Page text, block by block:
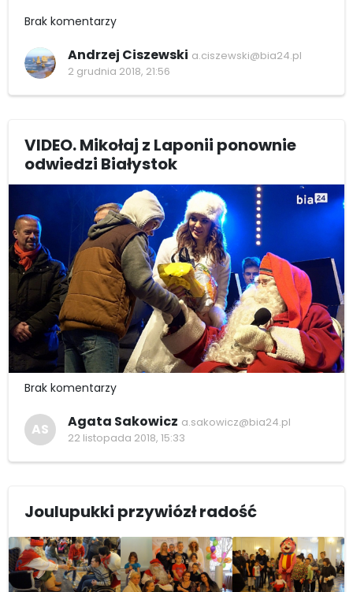
Brak komentarzy
Andrzej Ciszewski a.ciszewski@bia24.pl
2 grudnia 2018, 21:56
VIDEO. Mikołaj z Laponii ponownie
odwiedzi Białystok
Brak komentarzy
AS Agata Sakowicz a.sakowicz@bia24.pl
22 listopada 2018, 15:33
Joulupukki przywiózł radość